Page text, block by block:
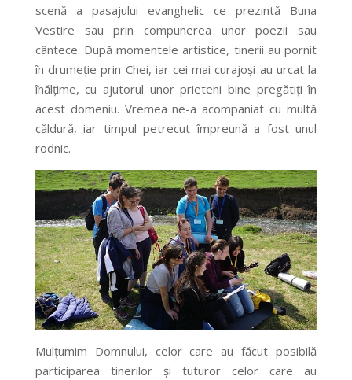
scenă a pasajului evanghelic ce prezintă Buna
Vestire sau prin compunerea unor poezii sau
cântece. După momentele artistice, tinerii au pornit
în drumeție prin Chei, iar cei mai curajoși au urcat la
înălțime, cu ajutorul unor prieteni bine pregătiți în
acest domeniu. Vremea ne-a acompaniat cu multă
căldură, iar timpul petrecut împreună a fost unul
rodnic.
Mulțumim Domnului, celor care au făcut posibilă
participarea tinerilor și tuturor celor care au